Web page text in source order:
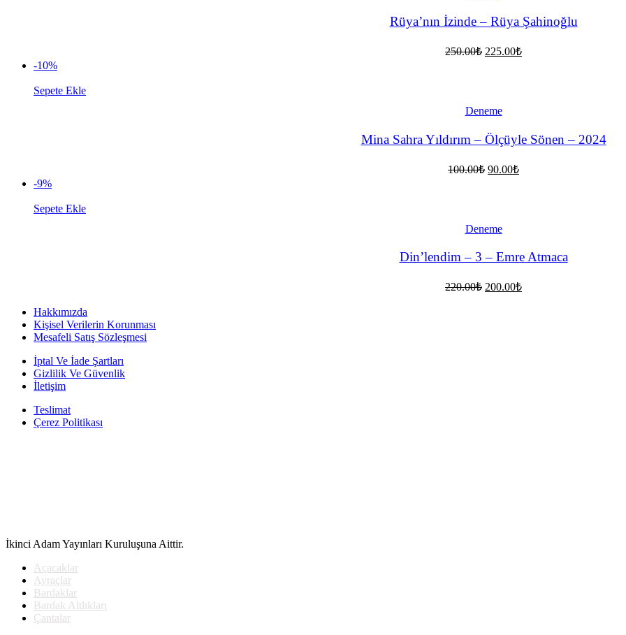
Rüya’nın İzinde – Rüya Şahinoğlu
250.00₺ Orijinal
225.00₺Şu
-10%
Sepete Ekle
Deneme
Mina Sahra Yıldırım – Ölçüyle Sönen – 2024
100.00₺ Orijinal
90.00₺Şu
-9%
Sepete Ekle
Deneme
Din’lendim – 3 – Emre Atmaca
220.00₺ Orijinal
200.00₺Şu
Hakkımızda
Kişisel Verilerin Korunması
Mesafeli Satış Sözleşmesi
İptal Ve İade Şartları
Gizlilik Ve Güvenlik
İletişim
Teslimat
Çerez Politikası
İkinci Adam Yayınları Kuruluşuna Aittir.
Açacaklar
Ayraçlar
Bardaklar
Bardak Altlıkları
Çantalar